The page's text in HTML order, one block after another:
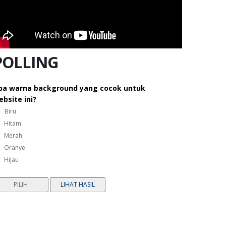
warna background yang cocok untuk
ini?
Biru
Hitam
Merah
Oranye
Hijau